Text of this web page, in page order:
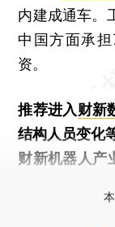
内建成通车。
中国方面承
资。
推荐进入财新
结构人员变化
财新机器人产